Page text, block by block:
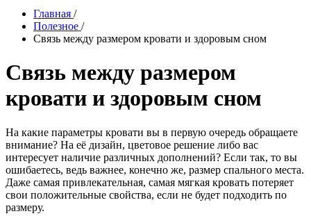
Главная /
Полезное /
Связь между размером кровати и здоровым сном
Связь между размером
кровати и здоровым сном
На какие параметры кровати вы в первую очередь обращаете
внимание? На её дизайн, цветовое решение либо вас
интересует наличие различных дополнений? Если так, то вы
ошибаетесь, ведь важнее, конечно же, размер спального места.
Даже самая привлекательная, самая мягкая кровать потеряет
свои положительные свойства, если не будет подходить по
размеру.